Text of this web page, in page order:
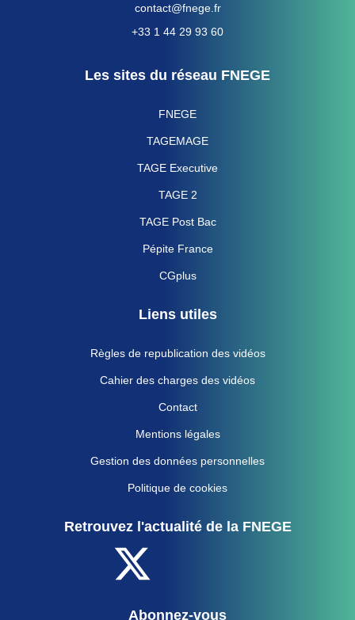
contact@fnege.fr
+33 1 44 29 93 60
Les sites du réseau FNEGE
FNEGE
TAGEMAGE
TAGE Executive
TAGE 2
TAGE Post Bac
Pépite France
CGplus
Liens utiles
Règles de republication des vidéos
Cahier des charges des vidéos
Contact
Mentions légales
Gestion des données personnelles
Politique de cookies
Retrouvez l'actualité de la FNEGE
Abonnez-vous